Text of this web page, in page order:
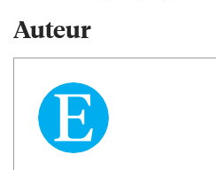
Auteur